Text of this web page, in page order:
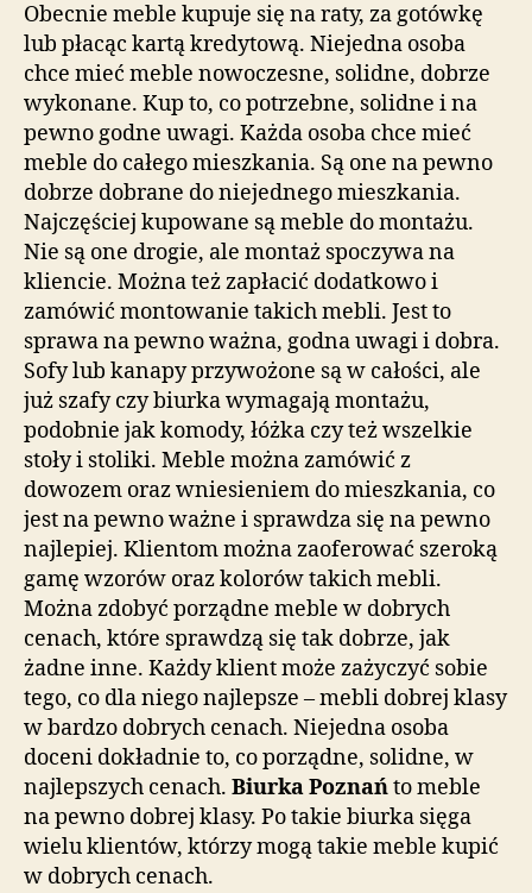
Obecnie meble kupuje się na raty, za gotówkę
lub płacąc kartą kredytową. Niejedna osoba
chce mieć meble nowoczesne, solidne, dobrze
wykonane. Kup to, co potrzebne, solidne i na
pewno godne uwagi. Każda osoba chce mieć
meble do całego mieszkania. Są one na pewno
dobrze dobrane do niejednego mieszkania.
Najczęściej kupowane są meble do montażu.
Nie są one drogie, ale montaż spoczywa na
kliencie. Można też zapłacić dodatkowo i
zamówić montowanie takich mebli. Jest to
sprawa na pewno ważna, godna uwagi i dobra.
Sofy lub kanapy przywożone są w całości, ale
już szafy czy biurka wymagają montażu,
podobnie jak komody, łóżka czy też wszelkie
stoły i stoliki. Meble można zamówić z
dowozem oraz wniesieniem do mieszkania, co
jest na pewno ważne i sprawdza się na pewno
najlepiej. Klientom można zaoferować szeroką
gamę wzorów oraz kolorów takich mebli.
Można zdobyć porządne meble w dobrych
cenach, które sprawdzą się tak dobrze, jak
żadne inne. Każdy klient może zażyczyć sobie
tego, co dla niego najlepsze – mebli dobrej klasy
w bardzo dobrych cenach. Niejedna osoba
doceni dokładnie to, co porządne, solidne, w
najlepszych cenach. Biurka Poznańto meble
na pewno dobrej klasy. Po takie biurka sięga
wielu klientów, którzy mogą takie meble kupić
w dobrych cenach.